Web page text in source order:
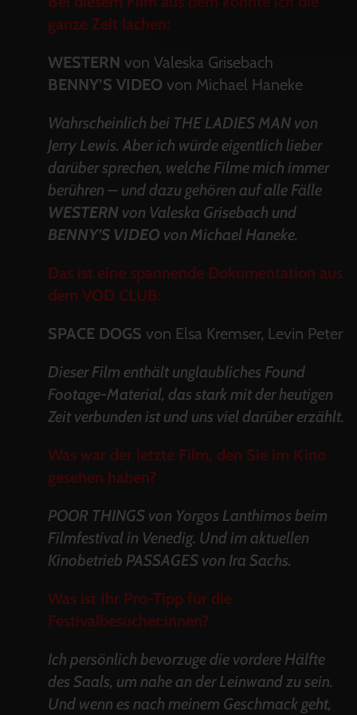
ganze Zeit lachen:
WESTERN von Valeska Grisebach
BENNY’S VIDEO von Michael Haneke
Wahrscheinlich bei THE LADIES MAN von
Jerry Lewis. Aber ich würde eigentlich lieber
darüber sprechen, welche Filme mich immer
berühren – und dazu gehören auf alle Fälle
WESTERN von Valeska Grisebach und
BENNY’S VIDEO von Michael Haneke.
Das ist eine spannende Dokumentation aus
dem VOD CLUB:
SPACE DOGS von Elsa Kremser, Levin Peter
Dieser Film enthält unglaubliches Found
Footage-Material, das stark mit der heutigen
Zeit verbunden ist und uns viel darüber erzählt.
Was war der letzte Film, den Sie im Kino
gesehen haben?
POOR THINGS von Yorgos Lanthimos beim
Filmfestival in Venedig. Und im aktuellen
Kinobetrieb PASSAGES von Ira Sachs.
Was ist Ihr Pro-Tipp für die
Festivalbesucher:innen?
Ich persönlich bevorzuge die vordere Hälfte
des Saals, um nahe an der Leinwand zu sein.
Und wenn es nach meinem Geschmack geht,